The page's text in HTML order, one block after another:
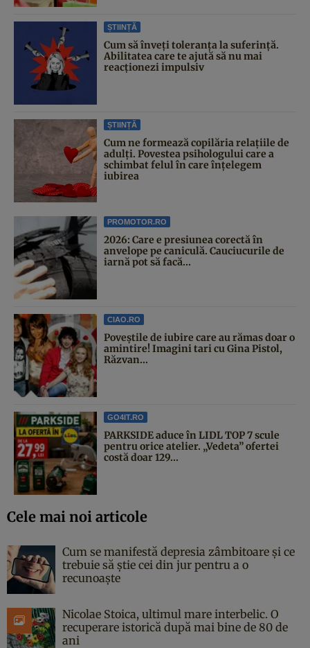
ȘTIINȚĂ
Cum să înveți toleranța la suferință.
Abilitatea care te ajută să nu mai
reacționezi impulsiv
ȘTIINȚĂ
Cum ne formează copilăria relațiile de
adulți. Povestea psihologului care a
schimbat felul în care înțelegem
iubirea
PROMOTOR.RO
2026: Care e presiunea corectă în
anvelope pe caniculă. Cauciucurile de
iarnă pot să facă...
CIAO.RO
Poveştile de iubire care au rămas doar o
amintire! Imagini tari cu Gina Pistol,
Răzvan...
GO4IT.RO
PARKSIDE aduce în LIDL TOP 7 scule
pentru orice atelier. „Vedeta” ofertei
costă doar 129...
Cele mai noi articole
Cum se manifestă depresia zâmbitoare și ce
trebuie să știe cei din jur pentru a o
recunoaște
Nicolae Stoica, ultimul mare interbelic. O
recuperare istorică după mai bine de 80 de
ani